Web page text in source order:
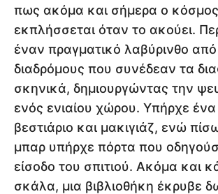
πως ακόμα και σήμερα ο κόσμος
εκπλήσσεται όταν το ακούει.
έναν πραγματικό λαβύρινθο
διαδρόμους που συνέδεαν τα
σκηνικά, δημιουργώντας την
ενός ενιαίου χώρου. Υπήρχε
βεστιάριο και μακιγιάζ, ενώ
μπαρ υπήρχε πόρτα που
είσοδο του σπιτιού. Ακόμα και
σκάλα, μια βιβλιοθήκη έκρυβε